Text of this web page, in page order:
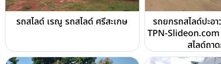
รถสไลด์ เรณู รถสไลด์ ศรีสะเกษ
รถยกรถสไลด์ปะอา
TPN-
สไลด์ถา